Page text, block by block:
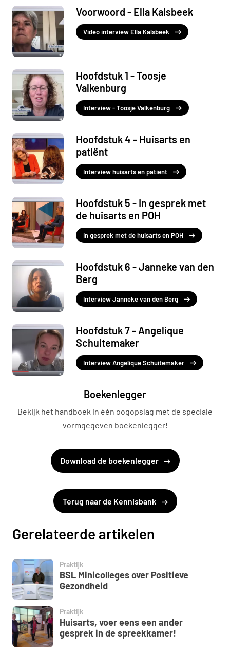
Voorwoord - Ella Kalsbeek
Video interview Ella Kalsbeek
Hoofdstuk 1 - Toosje
Valkenburg
Interview - Toosje Valkenburg
Hoofdstuk 4 - Huisarts en
patiënt
Interview huisarts en patiënt
Hoofdstuk 5 - In gesprek met
de huisarts en POH
In gesprek met de huisarts en POH
Hoofdstuk 6 - Janneke van den
Berg
Interview Janneke van den Berg
Hoofdstuk 7 - Angelique
Schuitemaker
Interview Angelique Schuitemaker
Boekenlegger
Bekijk het handboek in één oogopslag met de speciale
vormgegeven boekenlegger!
Download de boekenlegger
Terug naar de Kennisbank
Gerelateerde artikelen
Praktijk
BSL Minicolleges over Positieve
Gezondheid
Praktijk
Huisarts, voer eens een ander
gesprek in de spreekkamer!